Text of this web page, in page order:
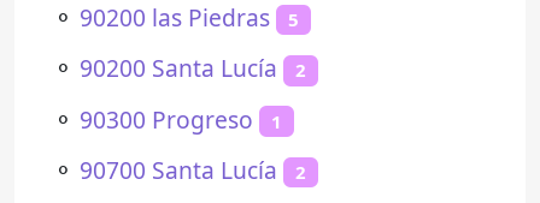
⚬ 90200 las Piedras 5
⚬ 90200 Santa Lucía 2
⚬ 90300 Progreso 1
⚬ 90700 Santa Lucía 2